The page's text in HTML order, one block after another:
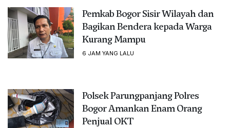
Pemkab Bogor Sisir Wilayah dan
Bagikan Bendera kepada Warga
Kurang Mampu
6 JAM YANG LALU
Polsek Parungpanjang Polres
Bogor Amankan Enam Orang
Penjual OKT